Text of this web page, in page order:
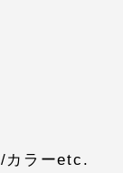
カラーetc.